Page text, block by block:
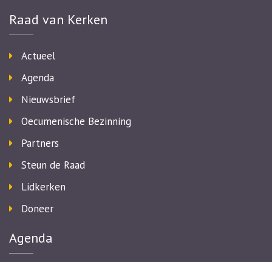
Raad van Kerken
Actueel
Agenda
Nieuwsbrief
Oecumenische Bezinning
Partners
Steun de Raad
Lidkerken
Doneer
Agenda